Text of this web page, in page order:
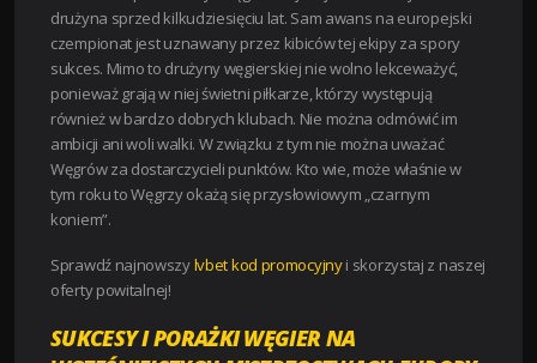
drużyna sprzed kilkudziesięciu lat. Sam awans na europejski
czempionat jest uznawany przez kibiców tej ekipy za spory
sukces. Mimo to drużyny węgierskiej nie wolno lekceważyć,
ponieważ grają w niej świetni piłkarze, którzy występują
również w bardzo dobrych klubach. Nie można odmówić im
ambicji ani woli walki. W związku z tym nie można uważać
Węgrów za dostarczycieli punktów. Kto wie, może właśnie w
tym roku to Węgrzy okażą się przysłowiowym „czarnym
koniem”.
Sprawdź najnowszylvbet kod promocyjnyi skorzystaj z naszej
oferty powitalnej!
SUKCESY I PORAŻKI WĘGIER NA